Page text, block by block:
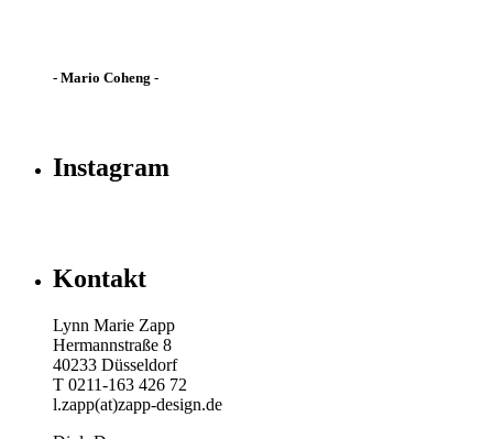
- Mario Coheng -
Instagram
Kontakt
Lynn Marie Zapp
Hermannstraße 8
40233 Düsseldorf
T 0211-163 426 72
l.zapp(at)zapp-design.de